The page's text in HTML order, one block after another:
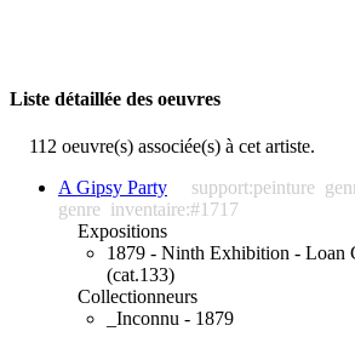
Liste détaillée des oeuvres
112 oeuvre(s) associée(s) à cet artiste.
A Gipsy Party
support:peinture
genre inventaire:#1717
Expositions
1879 - Ninth Exhibition - Loan
(cat.133)
Collectionneurs
_Inconnu - 1879